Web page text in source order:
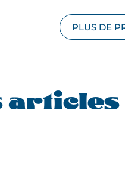
PLUS DE
articles